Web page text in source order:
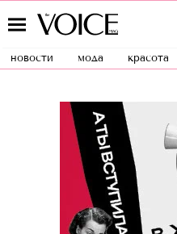
новости мода красота